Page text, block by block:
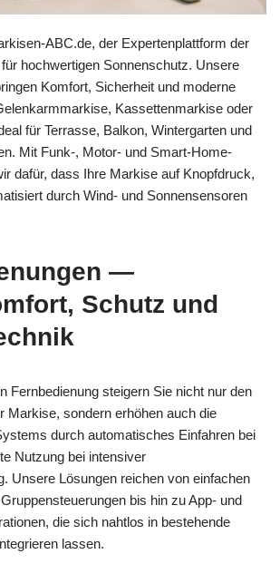
ABC.de, der Expertenplattform der
hochwertigen Sonnenschutz. Unsere
Komfort, Sicherheit und moderne
Kassettenmarkise oder
für Terrasse, Balkon, Wintergarten und
Mit Funk-, Motor- und Smart-Home-
dafür, dass Ihre Markise auf Knopfdruck,
durch Wind- und Sonnensensoren
—
Schutz und
Fernbedienung steigern Sie nicht nur den
Markise, sondern erhöhen auch die
durch automatisches Einfahren bei
Nutzung bei intensiver
Unsere Lösungen reichen von einfachen
bis hin zu App- und
die sich nahtlos in bestehende
lassen.